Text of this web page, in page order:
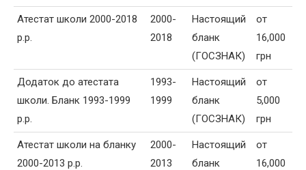
Атестат школи 2000-2018
р.р.
2000-
2018
Настоящий
бланк
(ГОСЗНАК)
от
16,000
грн
Додаток до атестата
школи. Бланк 1993-1999
р.р.
1993-
1999
Настоящий
бланк
(ГОСЗНАК)
от
5,000
грн
Атестат школи на бланку
2000-2013 р.р.
2000-
2013
Настоящий
бланк
от
16,000